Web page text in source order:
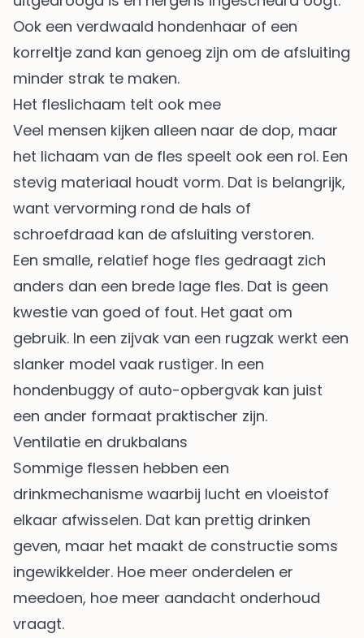
Ook een verdwaald hondenhaar of een
korreltje zand kan genoeg zijn om de afsluiting
minder strak te maken.
Het fleslichaam telt ook mee
Veel mensen kijken alleen naar de dop, maar
het lichaam van de fles speelt ook een rol. Een
stevig materiaal houdt vorm. Dat is belangrijk,
want vervorming rond de hals of
schroefdraad kan de afsluiting verstoren.
Een smalle, relatief hoge fles gedraagt zich
anders dan een brede lage fles. Dat is geen
kwestie van goed of fout. Het gaat om
gebruik. In een zijvak van een rugzak werkt een
slanker model vaak rustiger. In een
hondenbuggy of auto-opbergvak kan juist
een ander formaat praktischer zijn.
Ventilatie en drukbalans
Sommige flessen hebben een
drinkmechanisme waarbij lucht en vloeistof
elkaar afwisselen. Dat kan prettig drinken
geven, maar het maakt de constructie soms
ingewikkelder. Hoe meer onderdelen er
meedoen, hoe meer aandacht onderhoud
vraagt.